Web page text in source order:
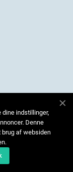
indstillinger,
Denne
af websiden